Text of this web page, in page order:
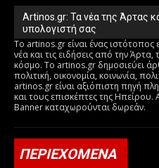
Artinos.gr: Τα νέα της Άρτας
υπολογιστή σας
Το artinos.gr είναι ένας
νέα και τις ειδήσεις από την
κόσμο. Το artinos.gr δημοσιεύει
πολιτική, οικονομία, κοινωνία,
artinos.gr είναι αξιόπιστη πηγή
και τους επισκέπτες της
Banner καταχωρούνται δωρεάν.
ΠΕΡΙΕΧΟΜΕΝΑ